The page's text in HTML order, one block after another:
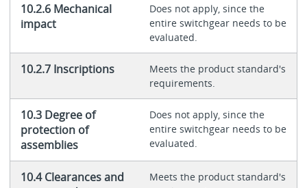
10.2.6 Mechanical
impact
Does not apply, since the
entire switchgear needs to be
evaluated.
10.2.7 Inscriptions
Meets the product standard's
requirements.
10.3 Degree of
protection of
assemblies
Does not apply, since the
entire switchgear needs to be
evaluated.
10.4 Clearances and
Meets the product standard's